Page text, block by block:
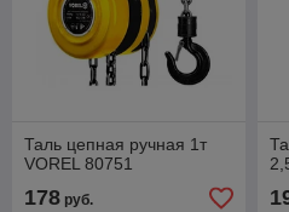
Таль цепная ручная 1т
VOREL 80751
178 руб.